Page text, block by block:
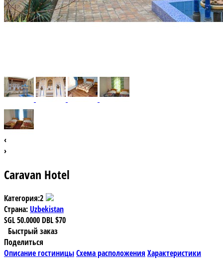
‹
›
Caravan Hotel
Категория:2
Страна: Uzbekistan
SGL50.0000 DBL$70
Быстрый заказ
Поделиться
Описание гостиницыСхема расположения Характеристики